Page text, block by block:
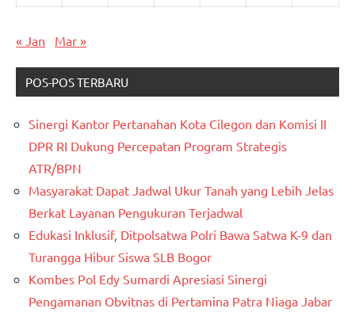
« Jan Mar »
POS-POS TERBARU
Sinergi Kantor Pertanahan Kota Cilegon dan Komisi II
DPR RI Dukung Percepatan Program Strategis
ATR/BPN
Masyarakat Dapat Jadwal Ukur Tanah yang Lebih Jelas
Berkat Layanan Pengukuran Terjadwal
Edukasi Inklusif, Ditpolsatwa Polri Bawa Satwa K-9 dan
Turangga Hibur Siswa SLB Bogor
Kombes Pol Edy Sumardi Apresiasi Sinergi
Pengamanan Obvitnas di Pertamina Patra Niaga Jabar